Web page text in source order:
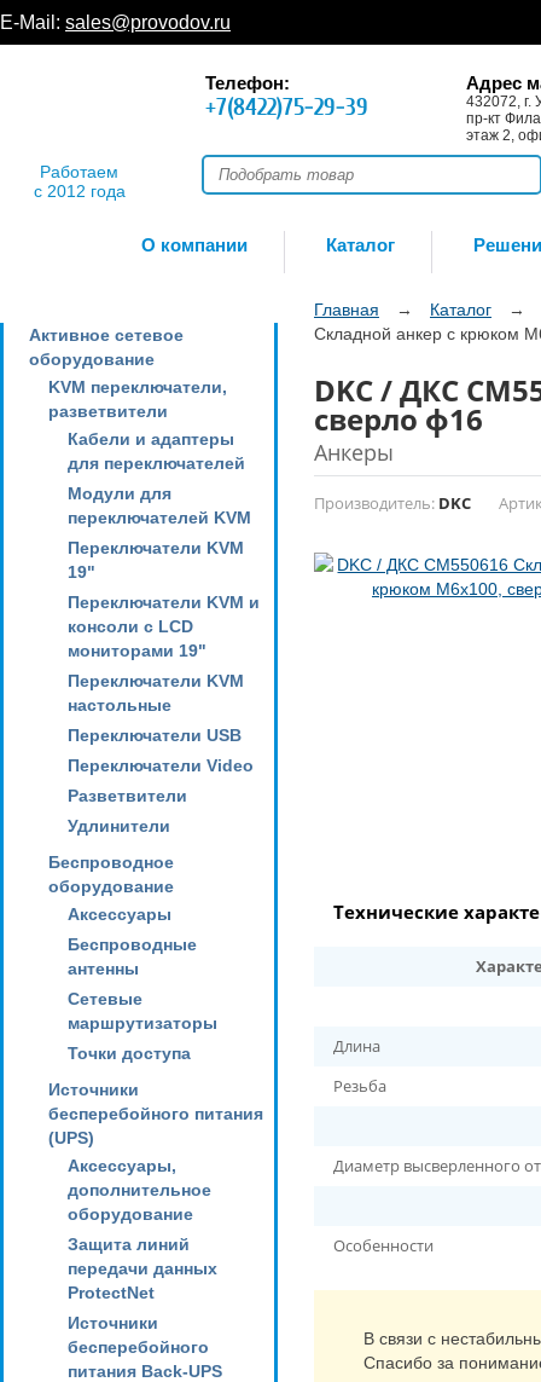
E-Mail: sales@provodov.ru
Работаем
с 2012 года
Телефон:
+7(8422)75-29-39
Адрес
432072, г.
пр-кт
этаж 2,
О компании Каталог
Активное сетевое
оборудование
KVM переключатели,
разветвители
Кабели и адаптеры
для переключателей
Модули для
переключателей KVM
Переключатели KVM
19"
Переключатели KVM и
консоли с LCD
мониторами 19"
Переключатели KVM
настольные
Переключатели USB
Переключатели Video
Разветвители
Удлинители
Беспроводное
оборудование
Аксессуары
Беспроводные
антенны
Сетевые
маршрутизаторы
Точки доступа
Источники
бесперебойного питания
(UPS)
Аксессуары,
дополнительное
оборудование
Защита линий
передачи данных
ProtectNet
Источники
бесперебойного
питания Back-UPS
Главная → Каталог
→
Складной анкер с крюком
DKC / ДКС
сверло ф16
Анкеры
Производитель: DKC
Технические
Длина
Резьба
Диаметр высверленного
Особенности
В связи с
Спасибо за